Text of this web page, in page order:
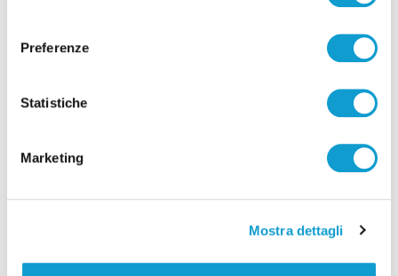
Preferenze
Statistiche
Marketing
Mostra dettagli